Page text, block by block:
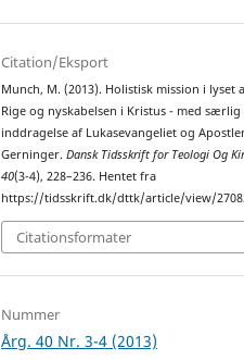
Citation/Eksport
Munch, M. (2013). Holistisk mission i lyset
Rige og nyskabelsen i Kristus - med særlig
inddragelse af Lukasevangeliet og
Gerninger.Dansk Tidsskrift for Teologi Og
40(3-4), 228–236. Hentet fra
https://tidsskrift.dk/dttk/article/view/
Citationsformater
Nummer
Årg. 40 Nr. 3-4 (2013)